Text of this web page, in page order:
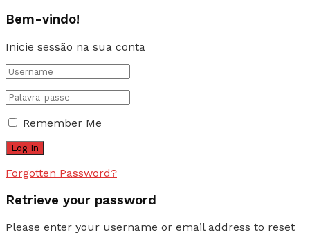
Bem-vindo!
Inicie sessão na sua conta
Remember Me
Forgotten Password?
Retrieve your password
Please enter your username or email address to reset